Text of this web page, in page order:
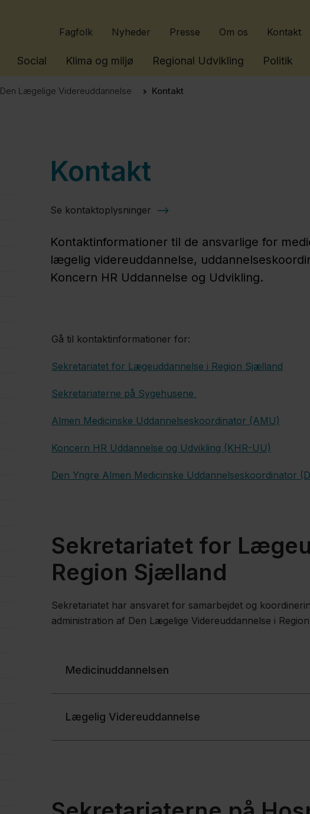
Fagfolk Nyheder Presse Om os Kontakt
Social Klima og miljø Regional Udvikling Politik
Den Lægelige Videreuddannelse Kontakt
Kontakt
Se kontaktoplysninger
Kontaktinformationer til de ansvarlige for
lægelig videreuddannelse,
Koncern HR Uddannelse og Udvikling.
Gå til kontaktinformationer for:
Sekretariatet for Lægeuddannelse i Region Sjælland
Sekretariaterne på Sygehusene
Almen Medicinske Uddannelseskoordinator (AMU)
Koncern HR Uddannelse og Udvikling (KHR-UU)
Den Yngre Almen Medicinske Uddannelseskoordinator
Sekretariatet for
Region Sjælland
Sekretariatet har ansvaret for samarbejdet og
administration af Den Lægelige Videreuddannelse i
Medicinuddannelsen
Lægelig Videreuddannelse